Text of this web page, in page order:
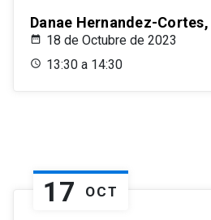
Danae Hernandez-
18 de Octubre de 2023
13:30 a 14:30
17 OCT